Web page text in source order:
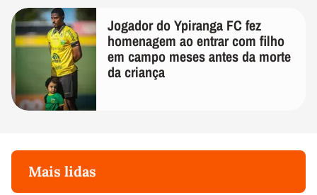
Jogador do Ypiranga FC fez
homenagem ao entrar com filho
em campo meses antes da morte
da criança
Mais lidas